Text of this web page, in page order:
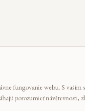
fungovanie webu. S vaším
porozumieť návštevnosti,